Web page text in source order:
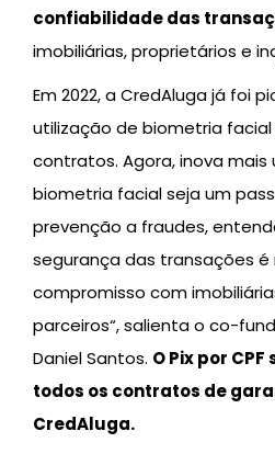
confiabilidade das
imobiliárias, proprietários e
Em 2022, a CredAluga já foi
utilização de biometria
contratos. Agora, inova mais
biometria facial seja um
prevenção a fraudes,
segurança das transações é
compromisso com
parceiros“, salienta o co-
Daniel Santos. O Pix por
todos os contratos de
CredAluga.